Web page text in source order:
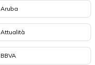
Aruba
Attualità
BBVA